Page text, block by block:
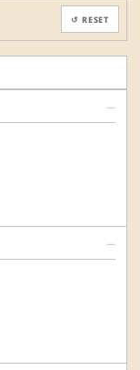
↺ RESET
—
—